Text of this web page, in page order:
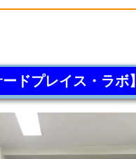
ドプレイス・ラボ】